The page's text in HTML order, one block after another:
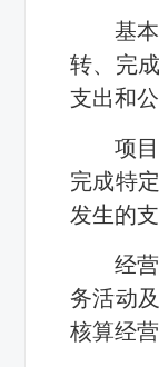
基
转、完
支出和
项
完成特
发生的支
经
务活动
核算经